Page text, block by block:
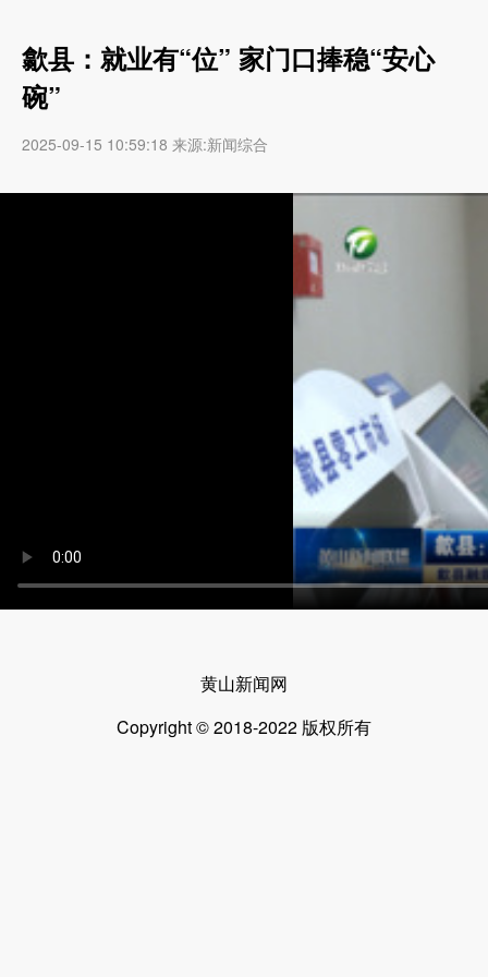
歙县：就业有“位” 家门口捧稳“安心
碗”
2025-09-15 10:59:18 来源:新闻综合
黄山新闻网
Copyright © 2018-2022 版权所有